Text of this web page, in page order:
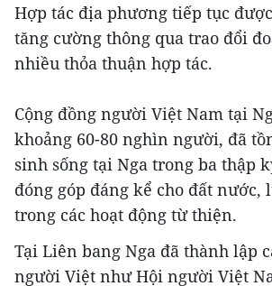
Hợp tác địa phương tiếp tục
tăng cường thông qua trao đổi
nhiều thỏa thuận hợp tác.
Cộng đồng người Việt Nam tại
khoảng 60-80 nghìn người, đã
sinh sống tại Nga trong ba thập
đóng góp đáng kể cho đất nước,
trong các hoạt động từ thiện.
Tại Liên bang Nga đã thành lập
người Việt như Hội người Việt